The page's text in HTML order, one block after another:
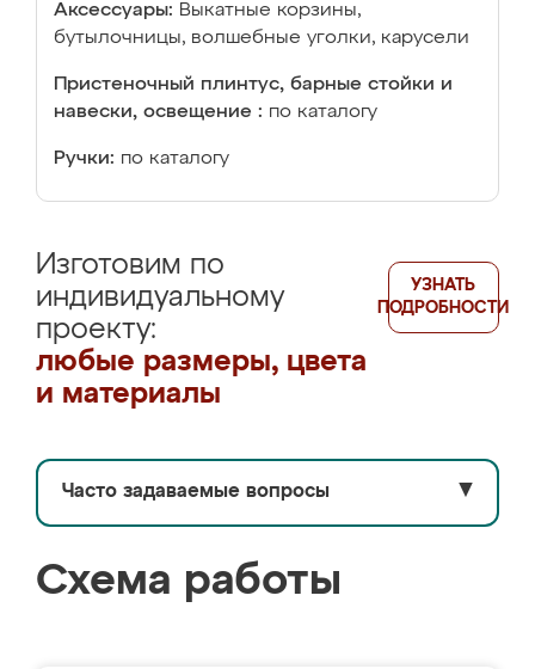
Аксессуары: Выкатные корзины,
бутылочницы, волшебные уголки, карусели
Пристеночный плинтус, барные стойки и
навески, освещение : по каталогу
Ручки: по каталогу
Изготовим по
индивидуальному
проекту:
любые размеры, цвета
и материалы
УЗНАТЬ
ПОДРОБНОСТИ
Часто задаваемые вопросы ▼
Схема работы